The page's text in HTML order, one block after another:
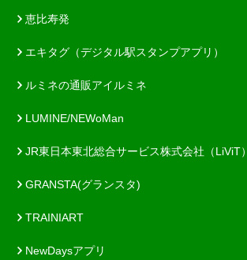
恵比寿発
エキタグ（デジタル駅スタンプアプリ）
ルミネの通販アイルミネ
LUMINE/NEWoMan
JR東日本東北総合サービス株式会社（LiViT）
GRANSTA(グランスタ)
TRAINIART
NewDaysアプリ